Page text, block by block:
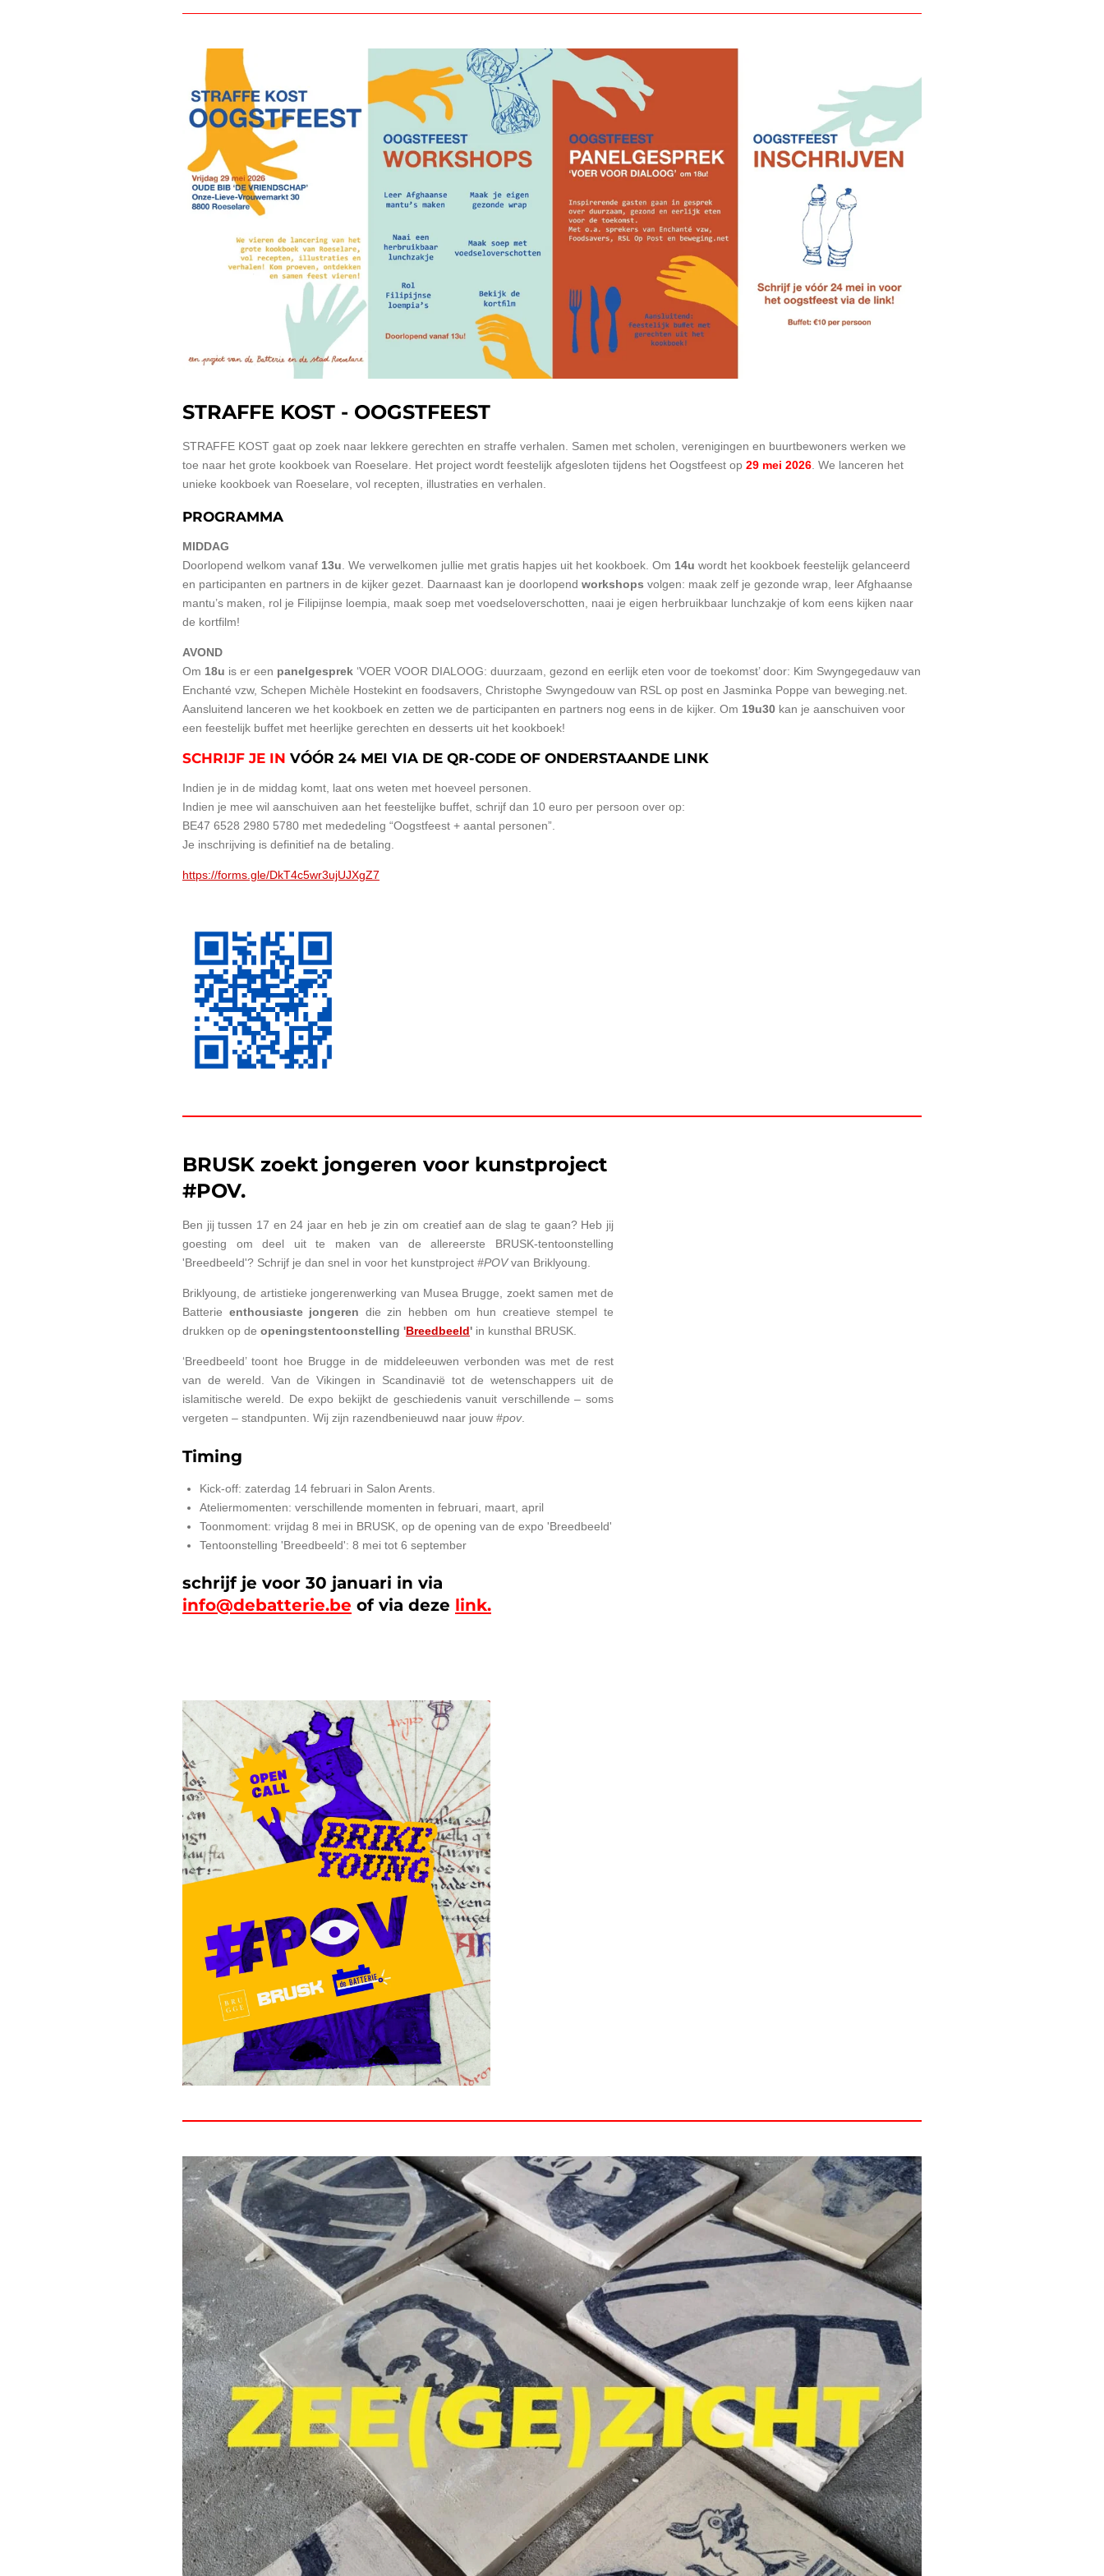
STRAFFE KOST - OOGSTFEEST
STRAFFE KOST gaat op zoek naar lekkere gerechten en straffe verhalen. Samen met scholen, verenigingen en buurtbewoners werken we
toe naar het grote kookboek van Roeselare. Het project wordt feestelijk afgesloten tijdens het Oogstfeest op 29 mei 2026 . We lanceren het
unieke kookboek van Roeselare, vol recepten, illustraties en verhalen.
PROGRAMMA
MIDDAG
Doorlopend welkom vanaf 13u . We verwelkomen jullie met gratis hapjes uit het kookboek. Om 14u wordt het kookboek feestelijk gelanceerd
en participanten en partners in de kijker gezet. Daarnaast kan je doorlopend workshops volgen: maak zelf je gezonde wrap, leer Afghaanse
mantu’s maken, rol je Filipijnse loempia, maak soep met voedseloverschotten, naai je eigen herbruikbaar lunchzakje of kom eens kijken naar
de kortfilm!
AVOND
Om 18u is er een panelgesprek ‘VOER VOOR DIALOOG: duurzaam, gezond en eerlijk eten voor de toekomst’ door: Kim Swyngegedauw van
Enchanté vzw, Schepen Michèle Hostekint en foodsavers, Christophe Swyngedouw van RSL op post en Jasminka Poppe van beweging.net.
Aansluitend lanceren we het kookboek en zetten we de participanten en partners nog eens in de kijker. Om 19u30 kan je aanschuiven voor
een feestelijk buffet met heerlijke gerechten en desserts uit het kookboek!
SCHRIJF JE IN VÓÓR 24 MEI VIA DE QR-CODE OF ONDERSTAANDE LINK
Indien je in de middag komt, laat ons weten met hoeveel personen.
Indien je mee wil aanschuiven aan het feestelijke buffet, schrijf dan 10 euro per persoon over op:
BE47 6528 2980 5780 met mededeling “Oogstfeest + aantal personen”.
Je inschrijving is definitief na de betaling.
https://forms.gle/DkT4c5wr3ujUJXgZ7
BRUSK zoekt jongeren voor kunstproject
#POV.
Ben jij tussen 17 en 24 jaar en heb je zin om creatief aan de slag te gaan? Heb jij
goesting om deel uit te maken van de allereerste BRUSK-tentoonstelling
'Breedbeeld'? Schrijf je dan snel in voor het kunstproject #POVvan Briklyoung.
Briklyoung, de artistieke jongerenwerking van Musea Brugge, zoekt samen met de
Batterie enthousiaste jongeren die zin hebben om hun creatieve stempel te
drukken op de openingstentoonstelling 'Breedbeeld' in kunsthal BRUSK.
‘Breedbeeld’ toont hoe Brugge in de middeleeuwen verbonden was met de rest
van de wereld. Van de Vikingen in Scandinavië tot de wetenschappers uit de
islamitische wereld. De expo bekijkt de geschiedenis vanuit verschillende – soms
vergeten – standpunten. Wij zijn razendbenieuwd naar jouw #pov.
Timing
Kick-off: zaterdag 14 februari in Salon Arents.
Ateliermomenten: verschillende momenten in februari, maart, april
Toonmoment: vrijdag 8 mei in BRUSK, op de opening van de expo 'Breedbeeld'
Tentoonstelling 'Breedbeeld': 8 mei tot 6 september
schrijf je voor 30 januari in via
info@debatterie.be of via deze link.